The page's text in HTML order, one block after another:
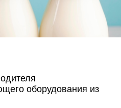
оборудования из